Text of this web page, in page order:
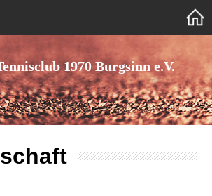
1970 Burgsinn e.V.